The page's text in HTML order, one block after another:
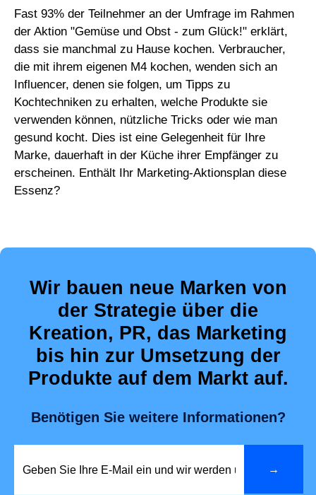
Fast 93% der Teilnehmer an der Umfrage im Rahmen
der Aktion "Gemüse und Obst - zum Glück!" erklärt,
dass sie manchmal zu Hause kochen. Verbraucher,
die mit ihrem eigenen M4 kochen, wenden sich an
Influencer, denen sie folgen, um Tipps zu
Kochtechniken zu erhalten, welche Produkte sie
verwenden können, nützliche Tricks oder wie man
gesund kocht. Dies ist eine Gelegenheit für Ihre
Marke, dauerhaft in der Küche ihrer Empfänger zu
erscheinen. Enthält Ihr Marketing-Aktionsplan diese
Essenz?
Wir bauen neue Marken von
der Strategie über die
Kreation, PR, das Marketing
bis hin zur Umsetzung der
Produkte auf dem Markt auf.
Benötigen Sie weitere Informationen?